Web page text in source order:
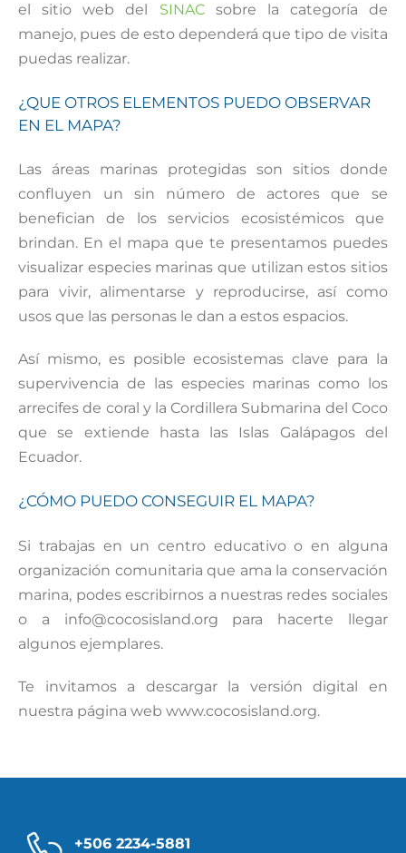
el sitio web del SINACsobre la categoría de
manejo, pues de esto dependerá que tipo de visita
puedas realizar.
¿QUE OTROS ELEMENTOS PUEDO OBSERVAR
EN EL MAPA?
Las áreas marinas protegidas son sitios donde
confluyen un sin número de actores que se
benefician de los servicios ecosistémicos que
brindan. En el mapa que te presentamos puedes
visualizar especies marinas que utilizan estos sitios
para vivir, alimentarse y reproducirse, así como
usos que las personas le dan a estos espacios.
Así mismo, es posible ecosistemas clave para la
supervivencia de las especies marinas como los
arrecifes de coral y la Cordillera Submarina del Coco
que se extiende hasta las Islas Galápagos del
Ecuador.
¿CÓMO PUEDO CONSEGUIR EL MAPA?
Si trabajas en un centro educativo o en alguna
organización comunitaria que ama la conservación
marina, podes escribirnos a nuestras redes sociales
o a info@cocosisland.org para hacerte llegar
algunos ejemplares.
Te invitamos a descargar la versión digital en
nuestra página web www.cocosisland.org.
+506 2234-5881